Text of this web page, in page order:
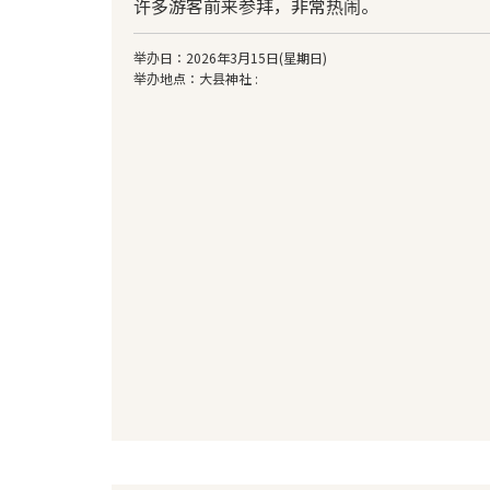
许多游客前来参拜，非常热闹。
举办日：2026年3月15日(星期日)
举办地点：大县神社 :